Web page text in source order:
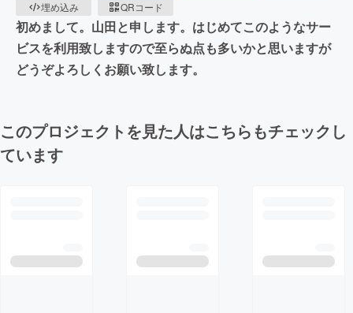
埋め込み
QRコード
初めまして。山田と申します。はじめてこのようなサー
ビスを利用致しますので至らぬ点も多いかと思いますが
どうぞよろしくお願い致します。
このプロジェクトを見た人はこちらもチェックし
ています